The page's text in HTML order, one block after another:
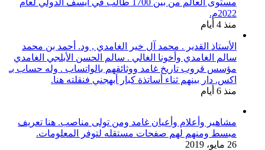
2022م.
منذ 4 أيام
الأستاذ القدير . محمد آل خير الغامدي , ود. أحمد بن محمد
سالم الغامدي وأخونا الغالي . سالم الحسن الأبلجي الغامدي
مؤسس قروب تاريخ غامد ووثائقهم بالواتساب . وله حساب بـ
اكس. دار بينهم ثناء أساتذة كبار أبهجني فنقلته هنا.
منذ 6 أيام
مشاهير وأعلام وأعيان غامد ومن تولى مناصب. هنا تعريف
مبسط ومنهم لهم صفحات مستقله لتوفر المعلومات.
26 مايو، 2019